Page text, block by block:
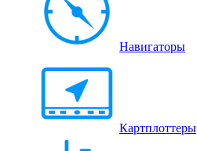
Навигаторы
Картплоттеры